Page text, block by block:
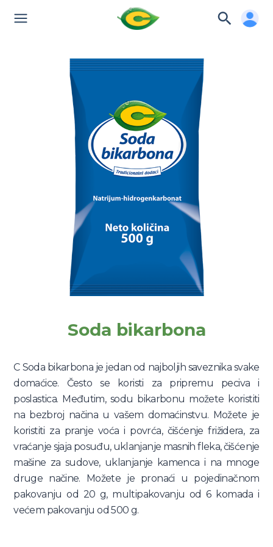
Soda bikarbona
C Soda bikarbona je jedan od najboljih saveznika svake
domaćice. Često se koristi za pripremu peciva i
poslastica. Međutim, sodu bikarbonu možete koristiti
na bezbroj načina u vašem domaćinstvu. Možete je
koristiti za pranje voća i povrća, čišćenje frižidera, za
vraćanje sjaja posuđu, uklanjanje masnih fleka, čišćenje
mašine za sudove, uklanjanje kamenca i na mnoge
druge načine. Možete je pronaći u pojedinačnom
pakovanju od 20 g, multipakovanju od 6 komada i
većem pakovanju od 500 g.